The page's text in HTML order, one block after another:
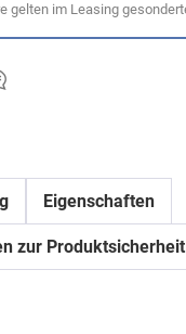
gelten im Leasing
Eigenschaften
zur Produktsicherheit